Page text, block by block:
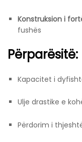
Konstruksion i
fushës
Përparësitë:
Kapacitet i
Ulje drastike e
Përdorim i